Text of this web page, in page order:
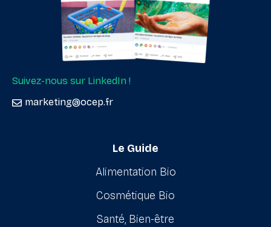
Suivez-nous sur LinkedIn !
marketing@ocep.fr
Le Guide
Alimentation Bio
Cosmétique Bio
Santé, Bien-être